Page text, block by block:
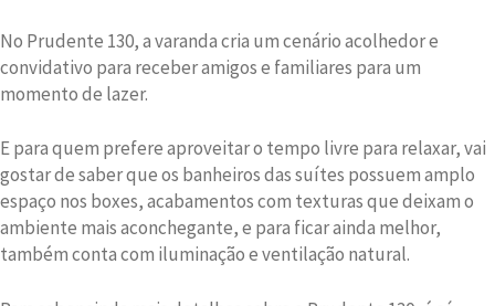
No Prudente 130, a varanda cria um cenário acolhedor e
convidativo para receber amigos e familiares para um
momento de lazer.
E para quem prefere aproveitar o tempo livre para relaxar, vai
gostar de saber que os banheiros das suítes possuem amplo
espaço nos boxes, acabamentos com texturas que deixam o
ambiente mais aconchegante, e para ficar ainda melhor,
também conta com iluminação e ventilação natural.